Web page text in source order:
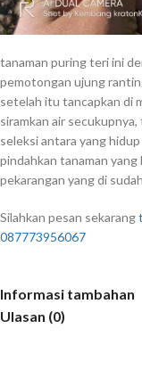
tanaman puring teri ini
pemotongan ujung
setelah itu tancapkan di
siramkan air
seleksi antara yang
pindahkan tanaman
pekarangan yang di
Silahkan pesan sekarang
087773956067
Informasi tambahan
Ulasan (0)